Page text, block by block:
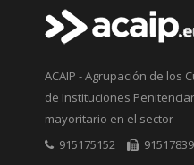
ACAIP - Agrupación de los
de Instituciones
mayoritario en el sector
915175152